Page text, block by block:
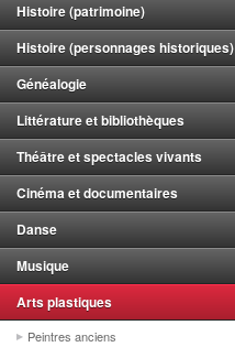
Histoire (patrimoine)
Histoire (personnages historiques)
Généalogie
Littérature et bibliothèques
Théâtre et spectacles vivants
Cinéma et documentaires
Danse
Musique
Arts plastiques
Peintres anciens